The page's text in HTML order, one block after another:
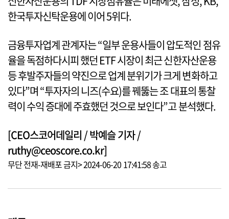
한국투자신탁운용에 이어 5위다.
금융투자업계 관계자는 “일부 운용사들이 압도적인 점유
율을 독점하다시피 했던 ETF 시장이 최근 신한자산운용
등 후발주자들의 약진으로 업계 분위기가 크게 변화하고
있다”며 “투자자의 니즈(수요)를 꿰뚫는 조 대표의 통찰
력이 수익 증대에 주효했던 것으로 보인다”고 분석했다.
[CEO스코어데일리 / 박예슬 기자 /
ruthy@ceoscore.co.kr]
무단 전재-재배포 금지> 2024-06-20 17:41:58 송고